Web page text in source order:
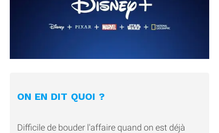
ON EN DIT QUOI ?
Difficile de bouder l'affaire quand on est déjà